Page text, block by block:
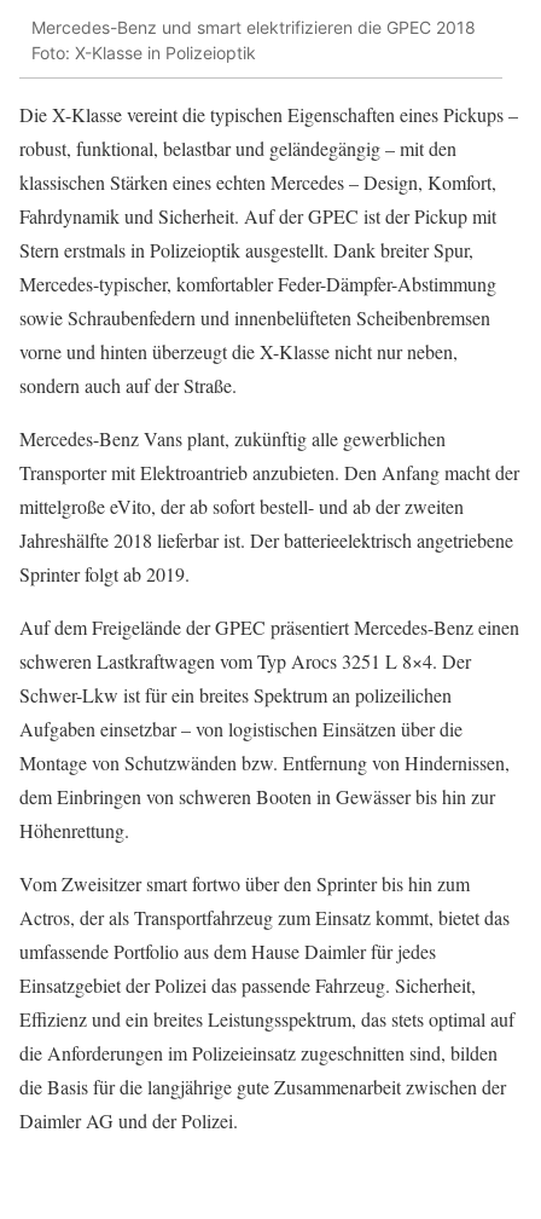
Mercedes-Benz und smart elektrifizieren die GPEC 2018
Foto: X-Klasse in Polizeioptik
Die X-Klasse vereint die typischen Eigenschaften eines Pickups –
robust, funktional, belastbar und geländegängig – mit den
klassischen Stärken eines echten Mercedes – Design, Komfort,
Fahrdynamik und Sicherheit. Auf der GPEC ist der Pickup mit
Stern erstmals in Polizeioptik ausgestellt. Dank breiter Spur,
Mercedes-typischer, komfortabler Feder-Dämpfer-Abstimmung
sowie Schraubenfedern und innenbelüfteten Scheibenbremsen
vorne und hinten überzeugt die X-Klasse nicht nur neben,
sondern auch auf der Straße.
Mercedes-Benz Vans plant, zukünftig alle gewerblichen
Transporter mit Elektroantrieb anzubieten. Den Anfang macht der
mittelgroße eVito, der ab sofort bestell- und ab der zweiten
Jahreshälfte 2018 lieferbar ist. Der batterieelektrisch angetriebene
Sprinter folgt ab 2019.
Auf dem Freigelände der GPEC präsentiert Mercedes-Benz einen
schweren Lastkraftwagen vom Typ Arocs 3251 L 8×4. Der
Schwer-Lkw ist für ein breites Spektrum an polizeilichen
Aufgaben einsetzbar – von logistischen Einsätzen über die
Montage von Schutzwänden bzw. Entfernung von Hindernissen,
dem Einbringen von schweren Booten in Gewässer bis hin zur
Höhenrettung.
Vom Zweisitzer smart fortwo über den Sprinter bis hin zum
Actros, der als Transportfahrzeug zum Einsatz kommt, bietet das
umfassende Portfolio aus dem Hause Daimler für jedes
Einsatzgebiet der Polizei das passende Fahrzeug. Sicherheit,
Effizienz und ein breites Leistungsspektrum, das stets optimal auf
die Anforderungen im Polizeieinsatz zugeschnitten sind, bilden
die Basis für die langjährige gute Zusammenarbeit zwischen der
Daimler AG und der Polizei.